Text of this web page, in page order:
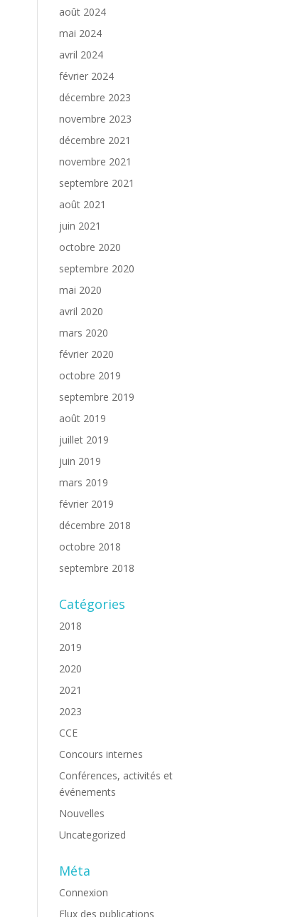
août 2024
mai 2024
avril 2024
février 2024
décembre 2023
novembre 2023
décembre 2021
novembre 2021
septembre 2021
août 2021
juin 2021
octobre 2020
septembre 2020
mai 2020
avril 2020
mars 2020
février 2020
octobre 2019
septembre 2019
août 2019
juillet 2019
juin 2019
mars 2019
février 2019
décembre 2018
octobre 2018
septembre 2018
Catégories
2018
2019
2020
2021
2023
CCE
Concours internes
Conférences, activités et
événements
Nouvelles
Uncategorized
Méta
Connexion
Flux des publications